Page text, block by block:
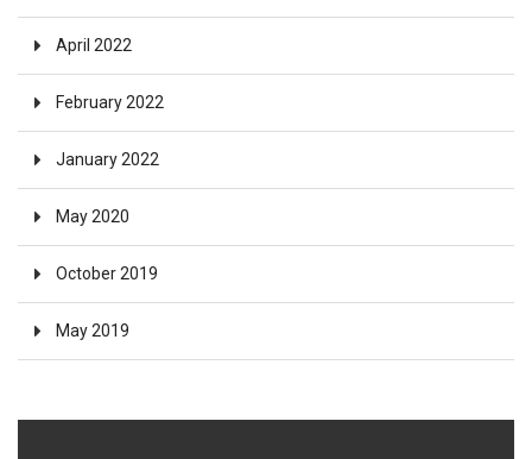
April 2022
February 2022
January 2022
May 2020
October 2019
May 2019